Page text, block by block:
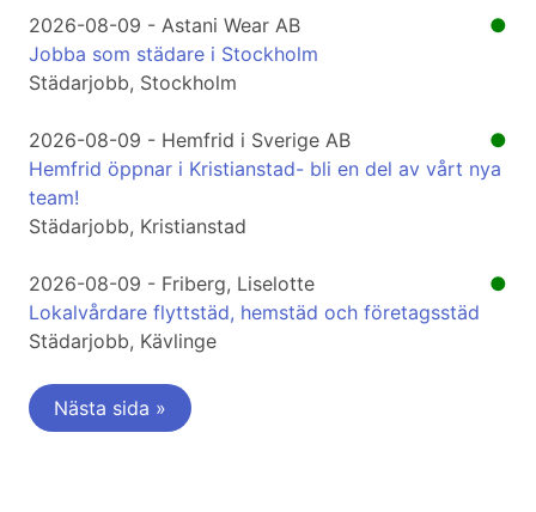
●
2026-08-09 - Astani Wear AB
Jobba som städare i Stockholm
Städarjobb, Stockholm
●
2026-08-09 - Hemfrid i Sverige AB
Hemfrid öppnar i Kristianstad- bli en del av vårt nya
team!
Städarjobb, Kristianstad
●
2026-08-09 - Friberg, Liselotte
Lokalvårdare flyttstäd, hemstäd och företagsstäd
Städarjobb, Kävlinge
Nästa sida »